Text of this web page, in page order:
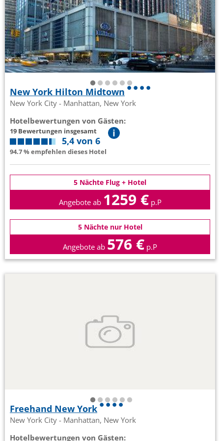
New York Hilton Midtown
New York City - Manhattan, New York
Hotelbewertungen von Gästen:
19 Bewertungen insgesamt
5,4 von 6
94.7 % empfehlen dieses Hotel
5 Nächte Flug + Hotel
Angebote ab 1259 € p.P
5 Nächte nur Hotel
Angebote ab 576 € p.P
Freehand New York
New York City - Manhattan, New York
Hotelbewertungen von Gästen: